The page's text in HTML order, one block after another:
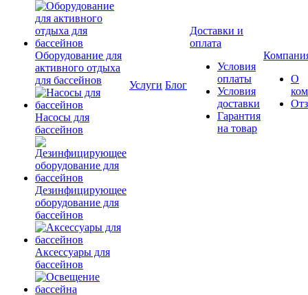
Оборудование для
активного отдыха
для бассейнов
Насосы для
бассейнов
Дезинфицирующее
оборудование для
бассейнов
Аксессуары для
бассейнов
Услуги Блог
Доставки и
оплата
Условия
оплаты
Условия
доставки
Гарантия
на товар
О